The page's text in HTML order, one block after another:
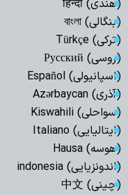
(هندی) हिन्दी
(بنگالی) বাংলা
(ترکی) Türkçe
(روسی) Русский
(اسپانیولی) Español
(آذری) Azərbaycan
(سواحلی) Kiswahili
(ایتالیایی) Italiano
(هوسه) Hausa
(اندونزیایی) indonesia
(چینی) 中文